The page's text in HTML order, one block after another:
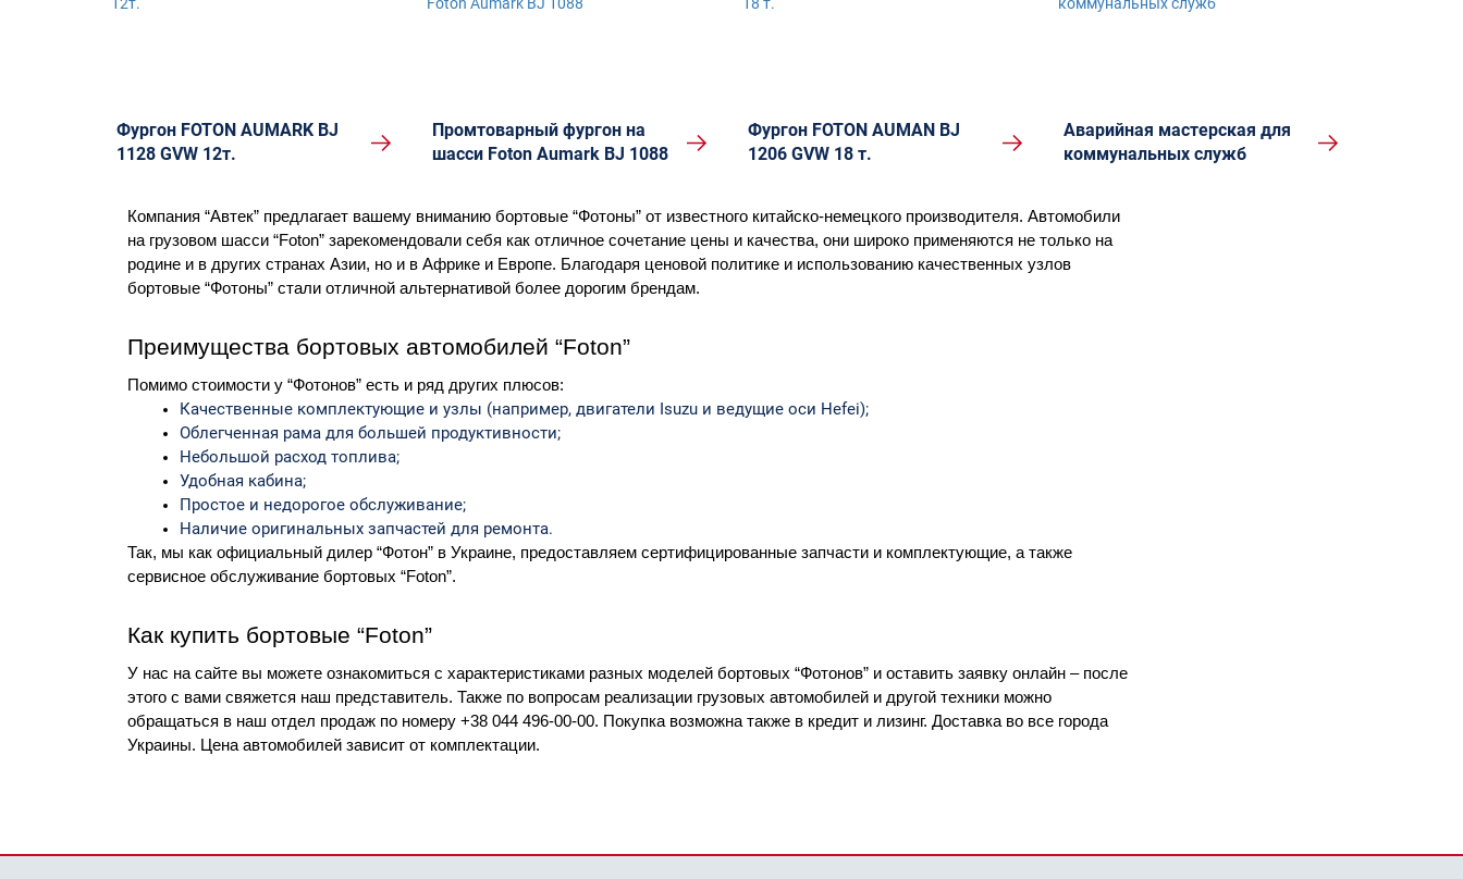
Фургон FOTON AUMARK BJ
1128 GVW 12т.
Промтоварный фургон на
шасси Foton Aumark BJ 1088
Фургон FOTON AUMAN BJ
1206 GVW 18 т.
Аварийная мастерская для
коммунальных служб
Компания “Автек” предлагает вашему вниманию бортовые “Фотоны” от известного китайско-немецкого производителя. Автомобили
на грузовом шасси “Foton” зарекомендовали себя как отличное сочетание цены и качества, они широко применяются не только на
родине и в других странах Азии, но и в Африке и Европе. Благодаря ценовой политике и использованию качественных узлов
бортовые “Фотоны” стали отличной альтернативой более дорогим брендам.
Преимущества бортовых автомобилей “Foton”
Помимо стоимости у “Фотонов” есть и ряд других плюсов:
Качественные комплектующие и узлы (например, двигатели Isuzu и ведущие оси Hefei);
Облегченная рама для большей продуктивности;
Небольшой расход топлива;
Удобная кабина;
Простое и недорогое обслуживание;
Наличие оригинальных запчастей для ремонта.
Так, мы как официальный дилер “Фотон” в Украине, предоставляем сертифицированные запчасти и комплектующие, а также
сервисное обслуживание бортовых “Foton”.
Как купить бортовые “Foton”
У нас на сайте вы можете ознакомиться с характеристиками разных моделей бортовых “Фотонов” и оставить заявку онлайн – после
этого с вами свяжется наш представитель. Также по вопросам реализации грузовых автомобилей и другой техники можно
обращаться в наш отдел продаж по номеру +38 044 496-00-00. Покупка возможна также в кредит и лизинг. Доставка во все города
Украины. Цена автомобилей зависит от комплектации.